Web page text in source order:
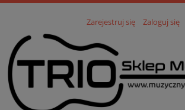
Zarejestruj się Zaloguj się